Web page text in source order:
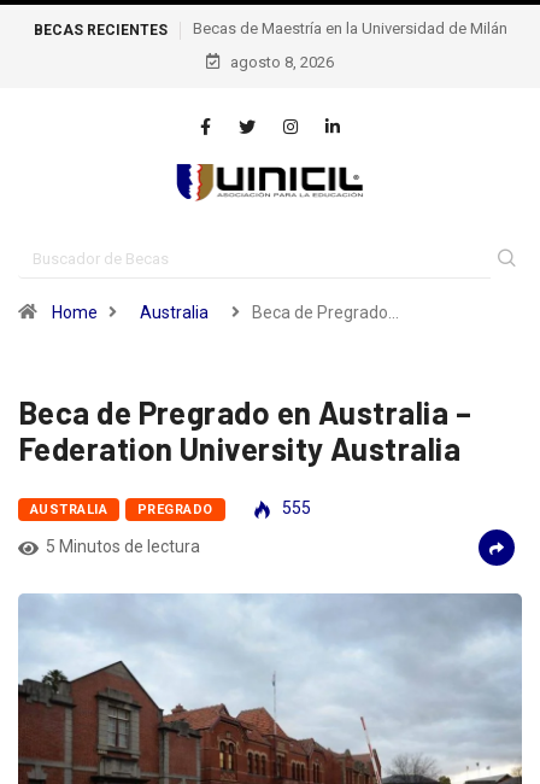
BECAS RECIENTES
en la Universidad de Milán
Becas de excelencia de la escuela
Politécnica Federal de Lausana – epfl, Suiza
agosto 8, 2026
Home Australia Beca de Pregrado…
Beca de Pregrado en Australia –
Federation University Australia
AUSTRALIA PREGRADO
555
5 Minutos de lectura